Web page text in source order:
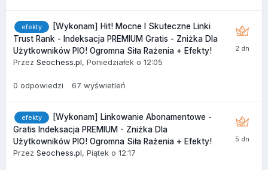
efekty
[Wykonam] Hit! Mocne I Skuteczne Linki
Trust Rank - Indeksacja PREMIUM Gratis - Zniżka Dla
Użytkowników PIO! Ogromna Siła Rażenia + Efekty!
Przez Seochess.pl, Poniedziałek o 12:05
0 odpowiedzi 67 wyświetleń
efekty
[Wykonam] Linkowanie Abonamentowe -
Gratis Indeksacja PREMIUM - Zniżka Dla
Użytkowników PIO! Ogromna Siła Rażenia + Efekty!
Przez Seochess.pl, Piątek o 12:17